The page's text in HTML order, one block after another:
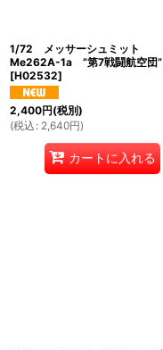
1/72 メッサーシュミット
Me262A-1a ”第7戦闘航空団”
[H02532]
2,400円(税別)
(税込 : 2,640円)
カートに入れる